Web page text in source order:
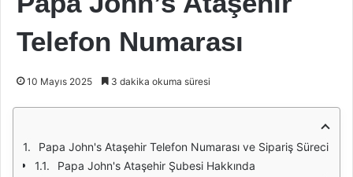
Telefon Numarası
10 Mayıs 2025 3 dakika okuma süresi
Papa John's Ataşehir Telefon Numarası ve Sipariş Süreci
Papa John's Ataşehir Şubesi Hakkında